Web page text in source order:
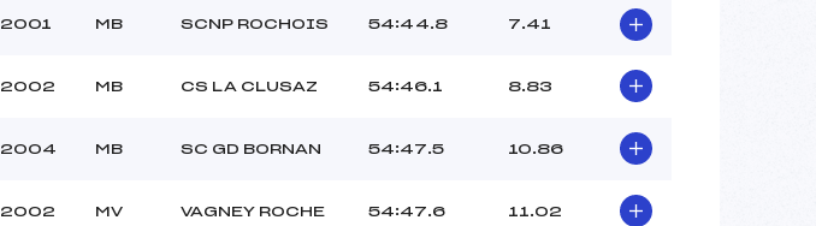
2001 MB SCNP ROCHOIS 54:44.8 7.41
2002 MB CS LA CLUSAZ 54:46.1 8.83
2004 MB SC GD BORNAN 54:47.5 10.86
2002 MV VAGNEY ROCHE 54:47.6 11.02